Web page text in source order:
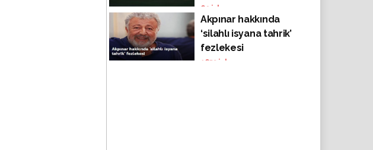
69 izlenme
Akpınar hakkında
‘silahlı isyana tahrik’
fezlekesi
1653 izlenme